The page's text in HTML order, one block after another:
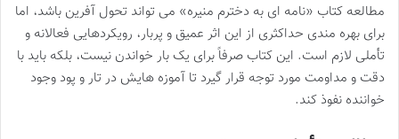
مطالعه کتاب «نامه ای به دخترم منیره» می تواند تحول آفرین باشد، اما
برای بهره مندی حداکثری از این اثر عمیق و پربار، رویکردهایی فعالانه و
تأملی لازم است. این کتاب صرفاً برای یک بار خواندن نیست، بلکه باید با
دقت و مداومت مورد توجه قرار گیرد تا آموزه هایش در تار و پود وجود
خواننده نفوذ کند.